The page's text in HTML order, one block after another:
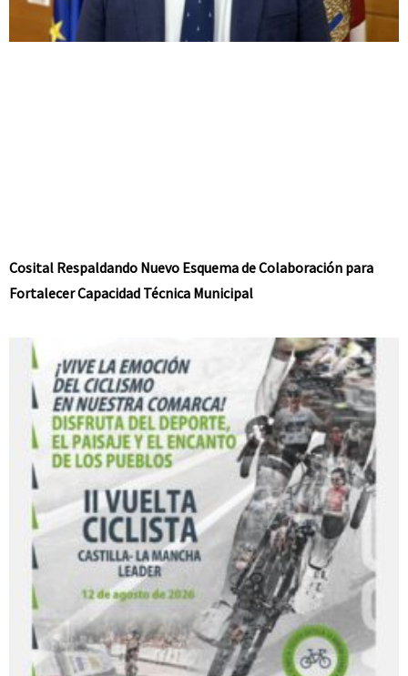
Cosital Respaldando Nuevo Esquema de Colaboración para
Fortalecer Capacidad Técnica Municipal